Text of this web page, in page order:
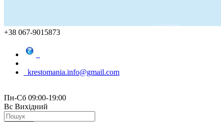
+38 067-9015873
krestomania.info@gmail.com
Пн-Сб 09:00-19:00
Вс Вихідний